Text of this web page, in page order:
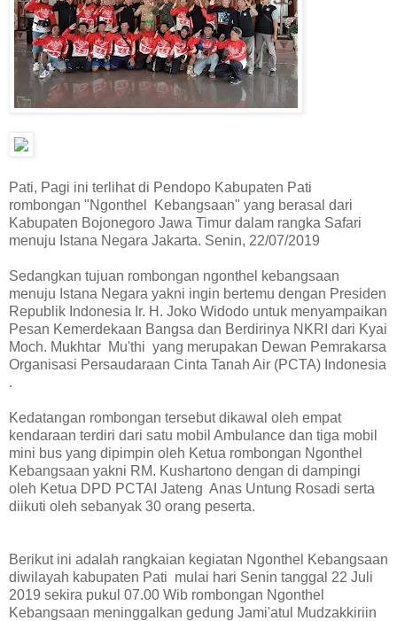
Pati, Pagi ini terlihat di Pendopo Kabupaten Pati
rombongan "Ngonthel Kebangsaan" yang berasal dari
Kabupaten Bojonegoro Jawa Timur dalam rangka Safari
menuju Istana Negara Jakarta. Senin, 22/07/2019
Sedangkan tujuan rombongan ngonthel kebangsaan
menuju Istana Negara yakni ingin bertemu dengan Presiden
Republik Indonesia Ir. H. Joko Widodo untuk menyampaikan
Pesan Kemerdekaan Bangsa dan Berdirinya NKRI dari Kyai
Moch. Mukhtar Mu'thi yang merupakan Dewan Pemrakarsa
Organisasi Persaudaraan Cinta Tanah Air (PCTA) Indonesia
.
Kedatangan rombongan tersebut dikawal oleh empat
kendaraan terdiri dari satu mobil Ambulance dan tiga mobil
mini bus yang dipimpin oleh Ketua rombongan Ngonthel
Kebangsaan yakni RM. Kushartono dengan di dampingi
oleh Ketua DPD PCTAI Jateng Anas Untung Rosadi serta
diikuti oleh sebanyak 30 orang peserta.
Berikut ini adalah rangkaian kegiatan Ngonthel Kebangsaan
diwilayah kabupaten Pati mulai hari Senin tanggal 22 Juli
2019 sekira pukul 07.00 Wib rombongan Ngonthel
Kebangsaan meninggalkan gedung Jami'atul Mudzakkiriin